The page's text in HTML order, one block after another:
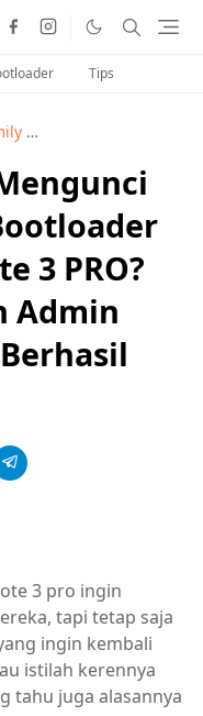
Tips
3 PRO?
Admin
3 pro ingin
tapi tetap saja
ingin kembali
istilah kerennya
tahu juga alasannya